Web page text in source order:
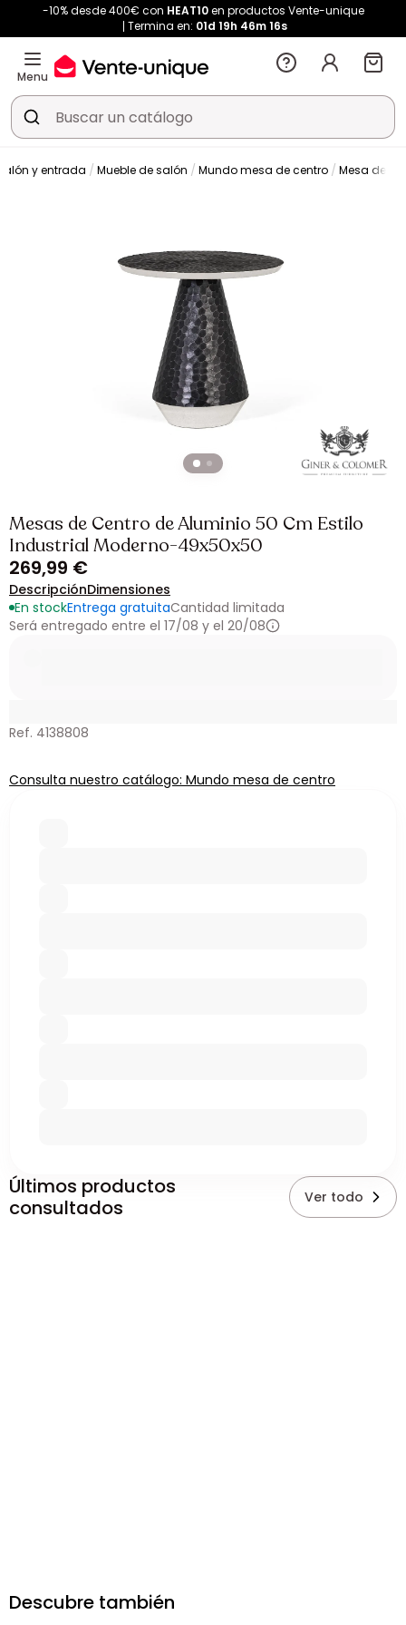
-10% desde 400€ con HEAT10en productos Vente-unique
Termina en: 01d 19h 46m 15s
Menu
y entrada Mueble de salón Mundo mesa de centro Mesa de
Mesas de Centro de Aluminio 50 Cm Estilo
Industrial Moderno-49x50x50
269,99 €
DescripciónDimensiones
En stockEntrega gratuitaCantidad limitada
Será entregado entre el 17/08 y el 20/08
Ref. 4138808
Consulta nuestro catálogo: Mundo mesa de centro
Últimos productos
consultados
Ver todo
Descubre también